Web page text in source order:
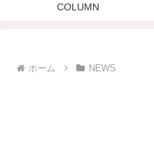
COLUMN
ホーム NEWS